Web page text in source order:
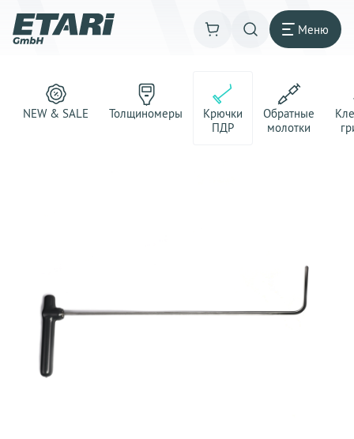
Меню
NEW & SALE Толщиномеры
Крючки
ПДР
Обратные
молотки